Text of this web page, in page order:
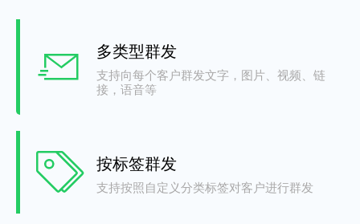
多类型群发
支持向每个客户群发文字，图片、视频、链
接，语音等
按标签群发
支持按照自定义分类标签对客户进行群发